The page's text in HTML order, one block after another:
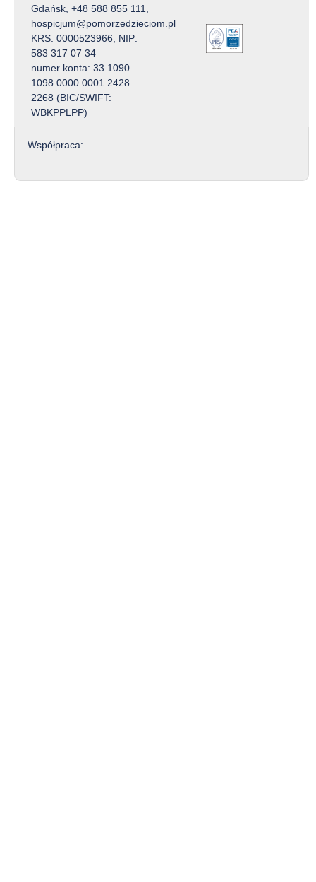
Gdańsk, +48 588 855 111,
hospicjum@pomorzedzieciom.pl
KRS: 0000523966, NIP:
583 317 07 34
numer konta: 33 1090
1098 0000 0001 2428
2268 (BIC/SWIFT:
WBKPPLPP)
Współpraca: